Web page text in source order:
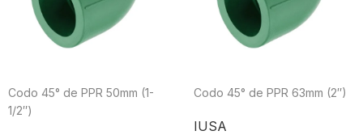
Codo 45° de PPR 50mm (1-
1/2″)
Codo 45° de PPR 63mm (2″)
IUSA